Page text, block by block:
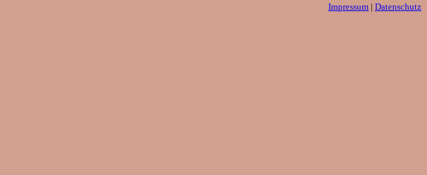
Impressum | Datenschutz